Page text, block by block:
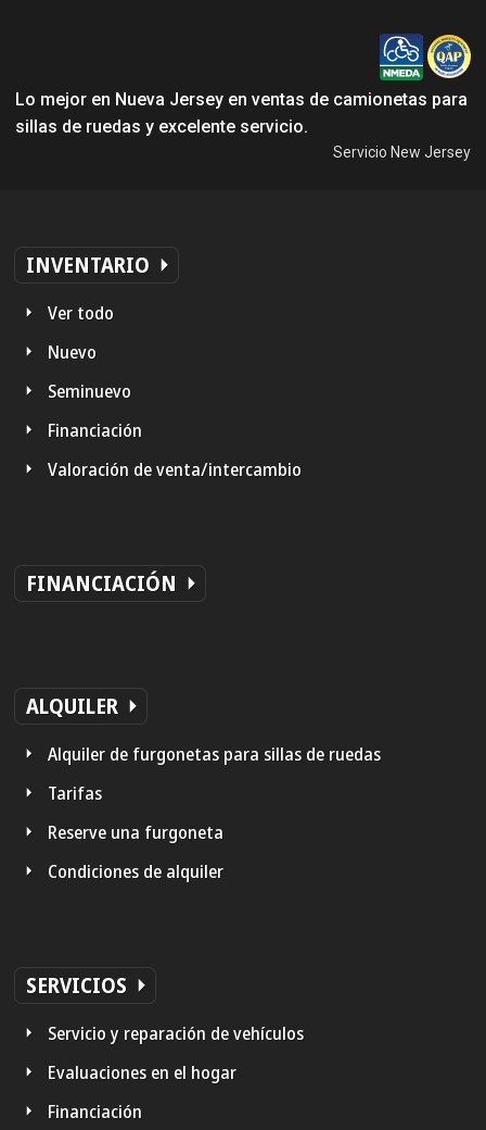
Lo mejor en Nueva Jersey en ventas de camionetas para
sillas de ruedas y excelente servicio.
Servicio New Jersey
INVENTARIO
Ver todo
Nuevo
Seminuevo
Financiación
Valoración de venta/intercambio
FINANCIACIÓN
ALQUILER
Alquiler de furgonetas para sillas de ruedas
Tarifas
Reserve una furgoneta
Condiciones de alquiler
SERVICIOS
Servicio y reparación de vehículos
Evaluaciones en el hogar
Financiación